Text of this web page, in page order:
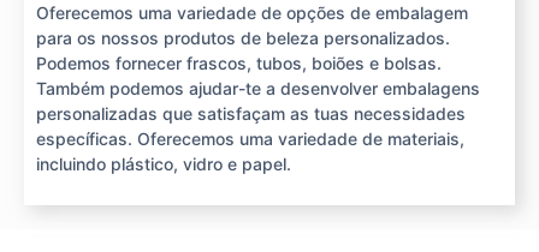
Oferecemos uma variedade de opções de embalagem
para os nossos produtos de beleza personalizados.
Podemos fornecer frascos, tubos, boiões e bolsas.
Também podemos ajudar-te a desenvolver embalagens
personalizadas que satisfaçam as tuas necessidades
específicas. Oferecemos uma variedade de materiais,
incluindo plástico, vidro e papel.